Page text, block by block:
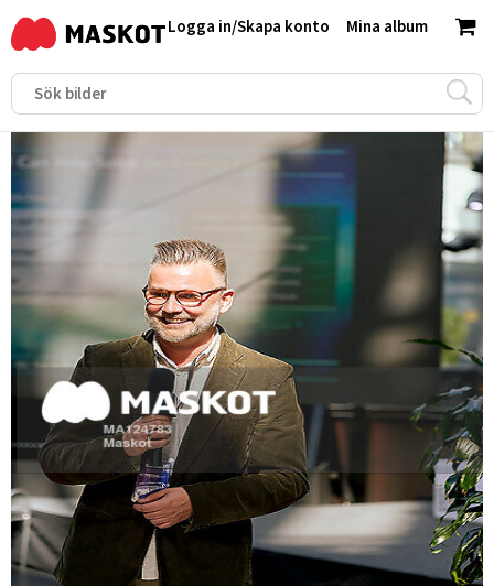
Mina album
Logga in/Skapa konto